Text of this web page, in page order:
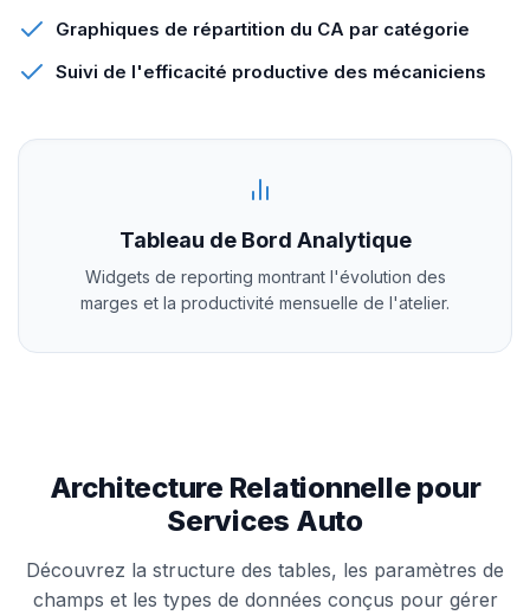
Graphiques de répartition du CA par catégorie
Suivi de l'efficacité productive des mécaniciens
Tableau de Bord Analytique
Widgets de reporting montrant l'évolution des
marges et la productivité mensuelle de l'atelier.
Architecture Relationnelle pour
Services Auto
Découvrez la structure des tables, les paramètres de
champs et les types de données conçus pour gérer